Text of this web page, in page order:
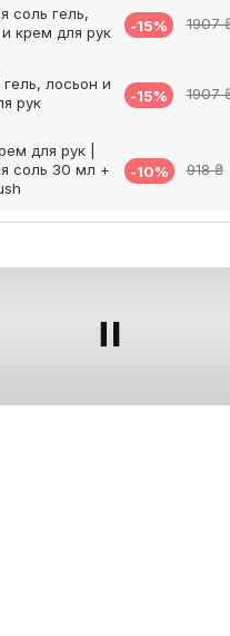
соль гель,
крем для рук
-15% 1907
гель, лосьон и
рук
-15% 1907
для рук |
соль 30 мл +
-10% 918 ₴